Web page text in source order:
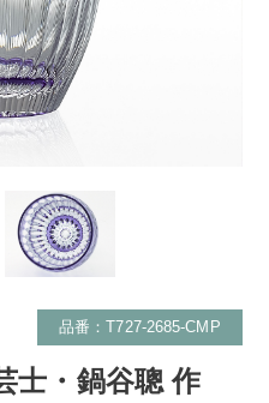
品番：T727-2685-CMP
士・鍋谷聰 作